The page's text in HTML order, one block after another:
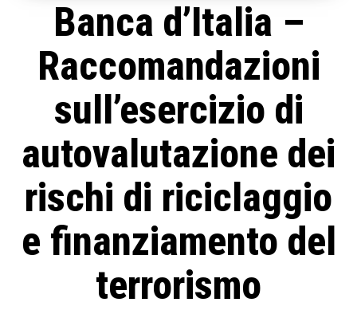
Banca d’Italia –
Raccomandazioni
sull’esercizio di
autovalutazione dei
rischi di riciclaggio
e finanziamento del
terrorismo